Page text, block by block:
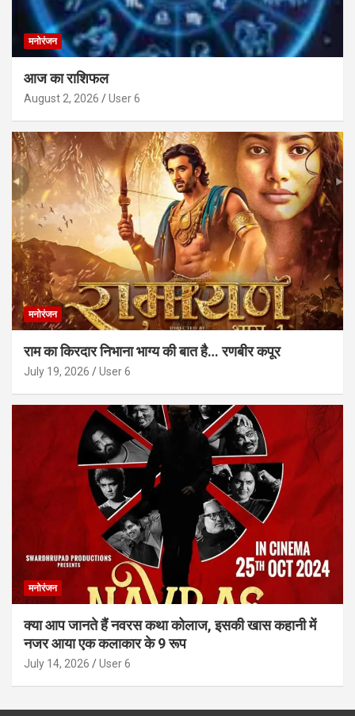
मनोरंजन
आज का राशिफल
August 2, 2026 User 6
मनोरंजन
राम का किरदार निभाना भाग्य की बात है… रणबीर कपूर
July 19, 2026 User 6
मनोरंजन
क्या आप जानते हैं नवरस कथा कोलाज, इसकी खास कहानी में
नजर आया एक कलाकार के 9 रूप
July 14, 2026 User 6